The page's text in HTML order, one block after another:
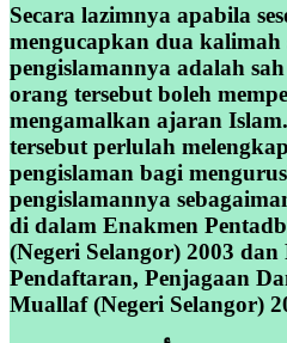
Secara lazimnya apabila
mengucapkan dua kalimah
pengislamannya adalah
orang tersebut boleh
mengamalkan ajaran
tersebut perlulah
pengislaman bagi
pengislamannya
di dalam Enakmen
(Negeri Selangor) 2003
Pendaftaran, Penjagaan
Muallaf (Negeri Selangor)